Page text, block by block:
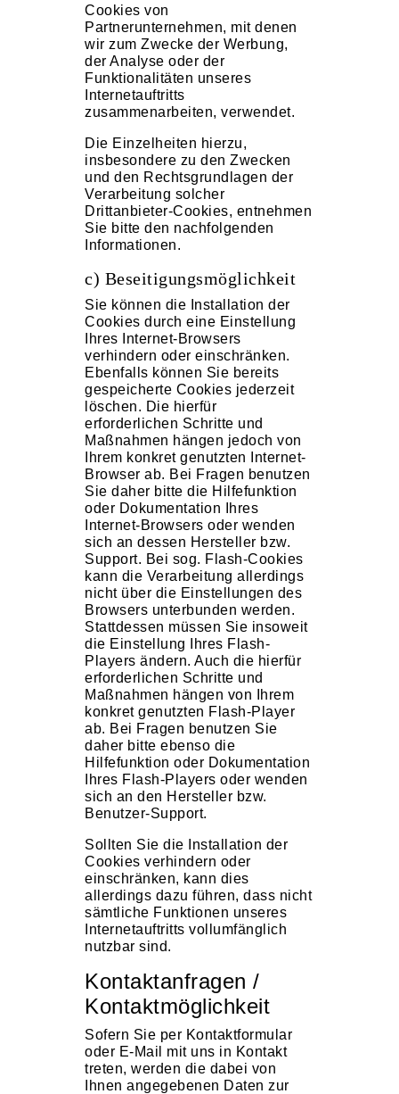
Cookies von
Partnerunternehmen, mit denen
wir zum Zwecke der Werbung,
der Analyse oder der
Funktionalitäten unseres
Internetauftritts
zusammenarbeiten, verwendet.
Die Einzelheiten hierzu,
insbesondere zu den Zwecken
und den Rechtsgrundlagen der
Verarbeitung solcher
Drittanbieter-Cookies, entnehmen
Sie bitte den nachfolgenden
Informationen.
c) Beseitigungsmöglichkeit
Sie können die Installation der
Cookies durch eine Einstellung
Ihres Internet-Browsers
verhindern oder einschränken.
Ebenfalls können Sie bereits
gespeicherte Cookies jederzeit
löschen. Die hierfür
erforderlichen Schritte und
Maßnahmen hängen jedoch von
Ihrem konkret genutzten Internet-
Browser ab. Bei Fragen benutzen
Sie daher bitte die Hilfefunktion
oder Dokumentation Ihres
Internet-Browsers oder wenden
sich an dessen Hersteller bzw.
Support. Bei sog. Flash-Cookies
kann die Verarbeitung allerdings
nicht über die Einstellungen des
Browsers unterbunden werden.
Stattdessen müssen Sie insoweit
die Einstellung Ihres Flash-
Players ändern. Auch die hierfür
erforderlichen Schritte und
Maßnahmen hängen von Ihrem
konkret genutzten Flash-Player
ab. Bei Fragen benutzen Sie
daher bitte ebenso die
Hilfefunktion oder Dokumentation
Ihres Flash-Players oder wenden
sich an den Hersteller bzw.
Benutzer-Support.
Sollten Sie die Installation der
Cookies verhindern oder
einschränken, kann dies
allerdings dazu führen, dass nicht
sämtliche Funktionen unseres
Internetauftritts vollumfänglich
nutzbar sind.
Kontaktanfragen /
Kontaktmöglichkeit
Sofern Sie per Kontaktformular
oder E-Mail mit uns in Kontakt
treten, werden die dabei von
Ihnen angegebenen Daten zur